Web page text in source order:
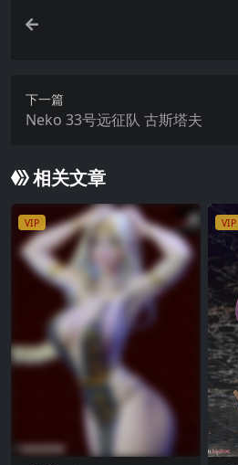
下一篇
Neko 33号远征队 古斯塔夫
相关文章
VIP VIP